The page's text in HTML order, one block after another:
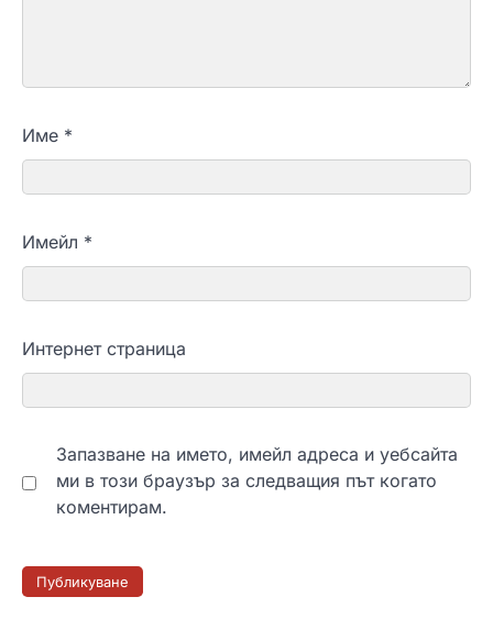
Име *
Имейл *
Интернет страница
Запазване на името, имейл адреса и уебсайта
ми в този браузър за следващия път когато
коментирам.